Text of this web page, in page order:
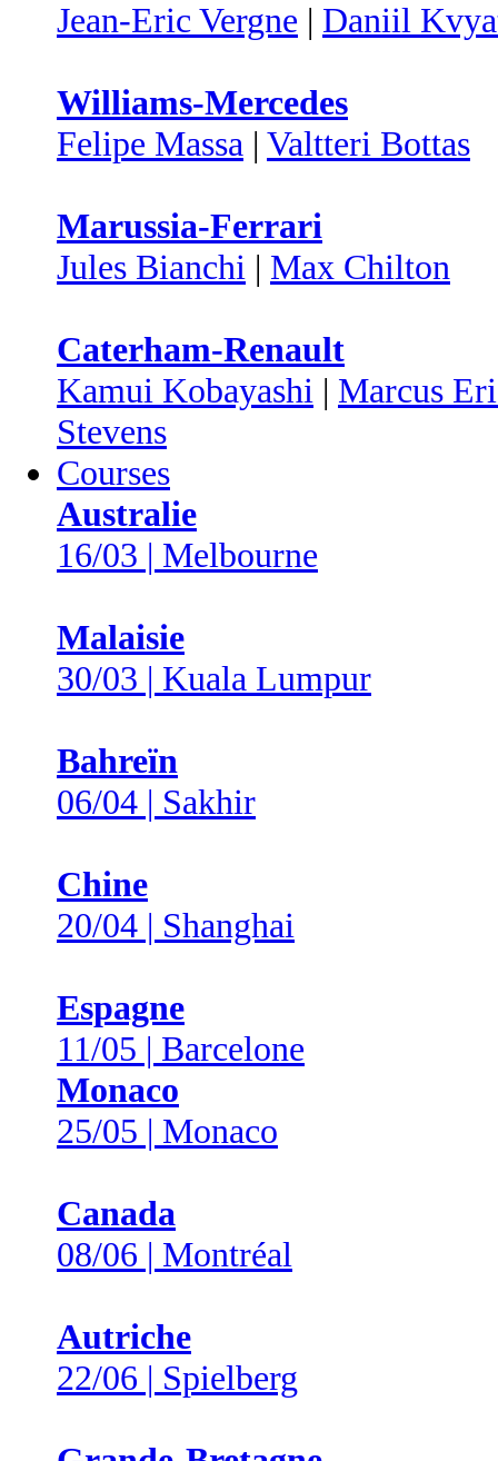
Jean-Eric Vergne | Daniil
Williams-Mercedes
Felipe Massa | Valtteri Bottas
Marussia-Ferrari
Jules Bianchi | Max Chilton
Caterham-Renault
Kamui Kobayashi | Marcus
Stevens
Courses
Australie
16/03 | Melbourne
Malaisie
30/03 | Kuala Lumpur
Bahreïn
06/04 | Sakhir
Chine
20/04 | Shanghai
Espagne
11/05 | Barcelone
Monaco
25/05 | Monaco
Canada
08/06 | Montréal
Autriche
22/06 | Spielberg